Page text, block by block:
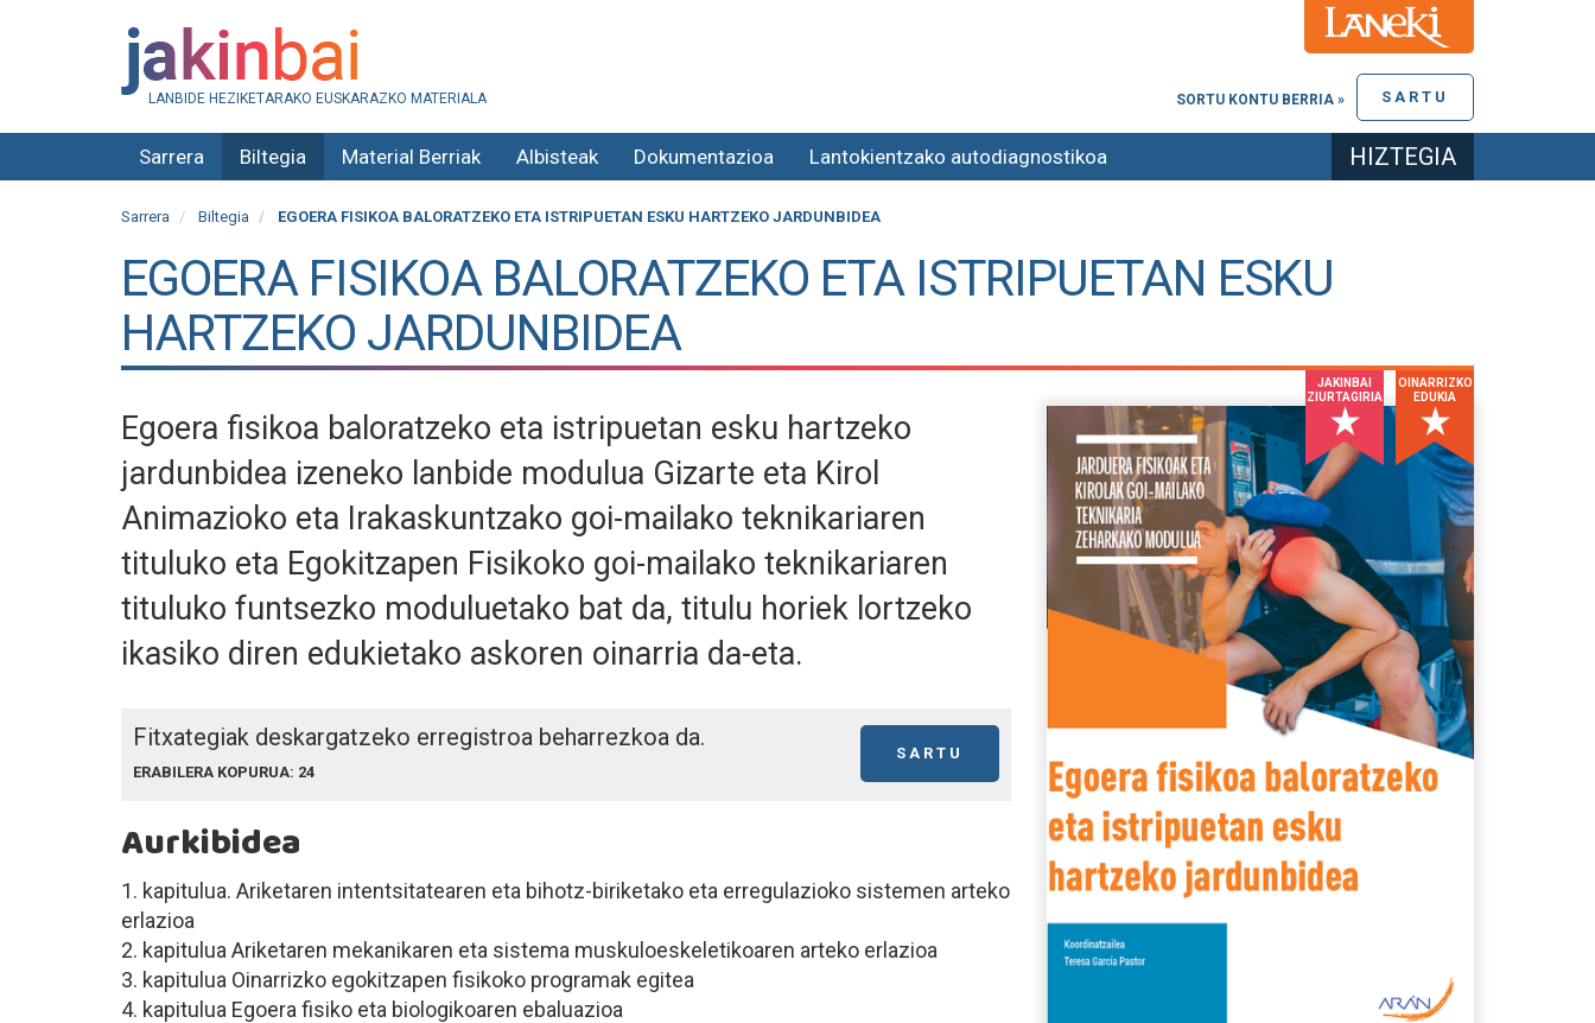
LANBIDE HEZIKETARAKO EUSKARAZKO MATERIALA SARTU
SORTU KONTU BERRIA »
Sarrera Biltegia Material Berriak Albisteak Dokumentazioa Lantokientzako autodiagnostikoa HIZTEGIA
Sarrera Biltegia EGOERA FISIKOA BALORATZEKO ETA ISTRIPUETAN ESKU HARTZEKO JARDUNBIDEA
EGOERA FISIKOA BALORATZEKO ETA ISTRIPUETAN ESKU
HARTZEKO JARDUNBIDEA
Egoera fisikoa baloratzeko eta istripuetan esku hartzeko
jardunbidea izeneko lanbide modulua Gizarte eta Kirol
Animazioko eta Irakaskuntzako goi-mailako teknikariaren
tituluko eta Egokitzapen Fisikoko goi-mailako teknikariaren
tituluko funtsezko moduluetako bat da, titulu horiek lortzeko
ikasiko diren edukietako askoren oinarria da-eta.
Fitxategiak deskargatzeko erregistroa beharrezkoa da.
SARTU
ERABILERA KOPURUA: 24
Aurkibidea
1. kapitulua. Ariketaren intentsitatearen eta bihotz-biriketako eta erregulazioko sistemen arteko
erlazioa
2. kapitulua Ariketaren mekanikaren eta sistema muskuloeskeletikoaren arteko erlazioa
3. kapitulua Oinarrizko egokitzapen fisikoko programak egitea
4. kapitulua Egoera fisiko eta biologikoaren ebaluazioa
JAKINBAI
ZIURTAGIRIA
OINARRIZKO
EDUKIA